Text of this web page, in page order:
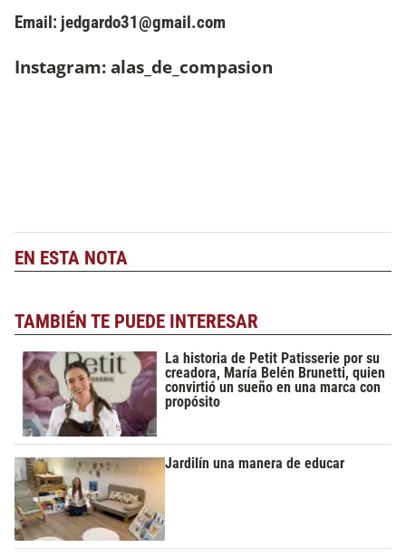
Email: jedgardo31@gmail.com
Instagram: alas_de_compasion
EN ESTA NOTA
TAMBIÉN TE PUEDE INTERESAR
La historia de Petit Patisserie por su
creadora, María Belén Brunetti, quien
convirtió un sueño en una marca con
propósito
Jardilín una manera de educar